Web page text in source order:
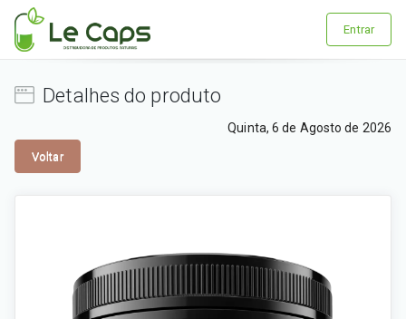
Entrar
Detalhes do produto
Voltar
Quinta, 6 de Agosto de 2026